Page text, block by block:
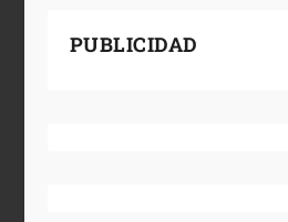
PUBLICIDAD